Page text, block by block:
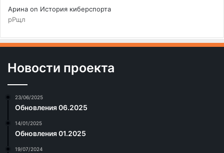
Арина on История киберспорта
рРщл
Новости проекта
23/06/2025
Обновления 06.2025
14/01/2025
Обновления 01.2025
19/07/2024